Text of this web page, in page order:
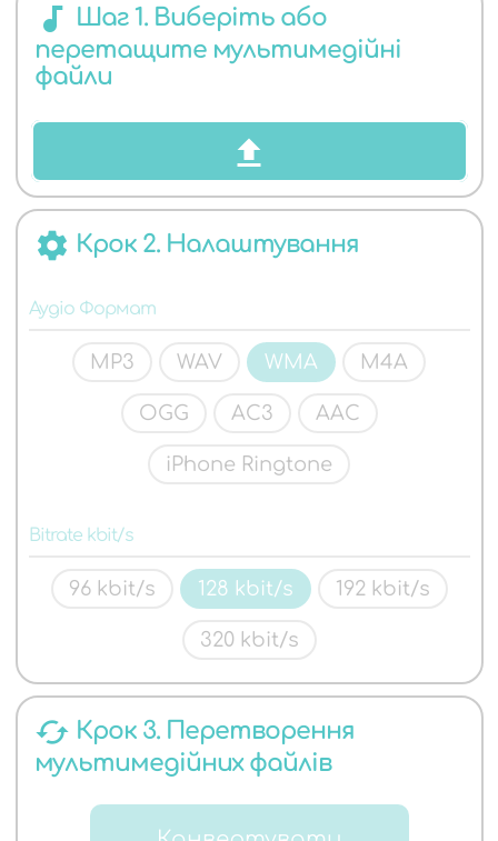
АУДІО
ФОРМАТІВ
audiotrack Шаг 1. Виберіть або
перетащите мультимедійні
файли
settings Крок 2. Налаштування
Аудіо Формат
MP3 WAV WMA M4A
OGG AC3 AAC
iPhone Ringtone
Bitrate kbit/s
96 kbit/s 128 kbit/s 192 kbit/s
320 kbit/s
cached Крок 3. Перетворення
мультимедійних файлів